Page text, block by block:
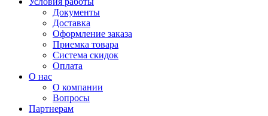
Документы
Доставка
Оформление заказа
Приемка товара
Система скидок
Оплата
О нас
О компании
Вопросы
Партнерам